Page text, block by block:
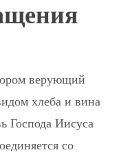
верующий
хлеба и вина
Господа Иисуса
со